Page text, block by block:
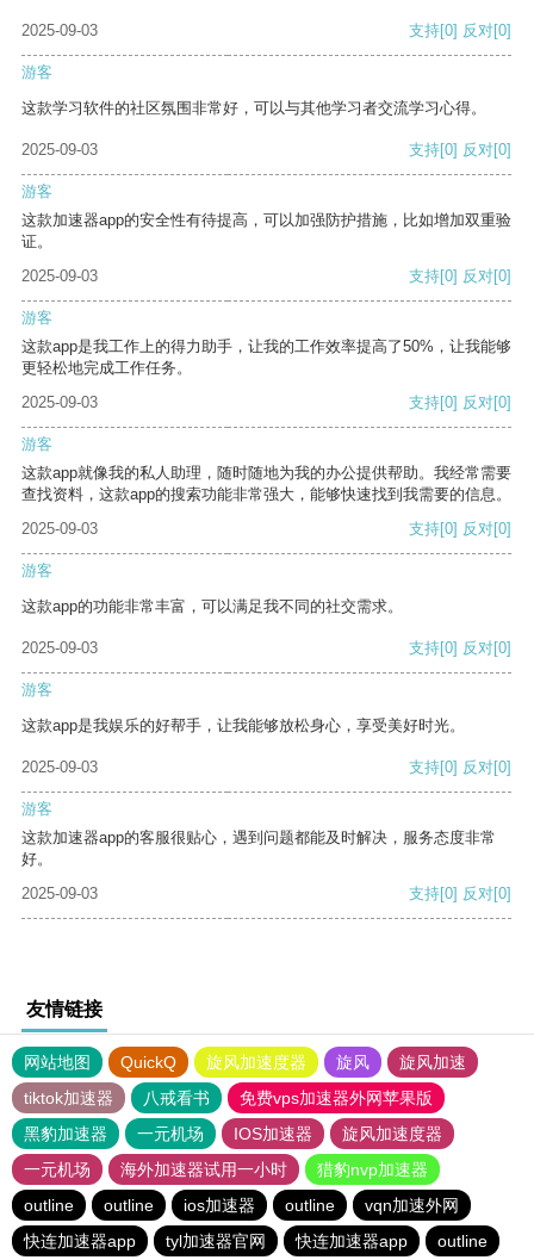
2025-09-03 支持[0] 反对[0]
游客
这款学习软件的社区氛围非常好，可以与其他学习者交流学习心得。
2025-09-03 支持[0] 反对[0]
游客
这款加速器app的安全性有待提高，可以加强防护措施，比如增加双重验
证。
2025-09-03
支持[0] 反对[0]
游客
这款app是我工作上的得力助手，让我的工作效率提高了50%，让我能够
更轻松地完成工作任务。
2025-09-03
支持[0] 反对[0]
游客
这款app就像我的私人助理，随时随地为我的办公提供帮助。我经常需要
查找资料，这款app的搜索功能非常强大，能够快速找到我需要的信息。
2025-09-03
支持[0] 反对[0]
游客
这款app的功能非常丰富，可以满足我不同的社交需求。
2025-09-03 支持[0] 反对[0]
游客
这款app是我娱乐的好帮手，让我能够放松身心，享受美好时光。
2025-09-03 支持[0] 反对[0]
游客
这款加速器app的客服很贴心，遇到问题都能及时解决，服务态度非常
好。
2025-09-03
支持[0] 反对[0]
友情链接
网站地图 QuickQ 旋风加速度器 旋风
旋风加速
tiktok加速器
八戒看书
免费vps加速器外网苹果版
黑豹加速器
一元机场 IOS加速器
旋风加速度器
一元机场
海外加速器试用一小时
猎豹nvp加速器
outline
outline ios加速器 outline
vqn加速外网
快连加速器app
tyl加速器官网 快连加速器app outline